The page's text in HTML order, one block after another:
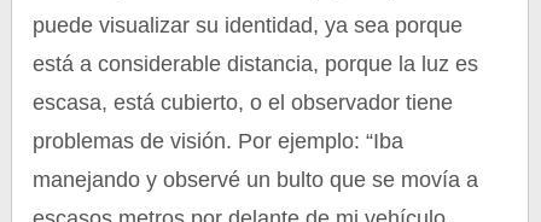
puede visualizar su identidad, ya sea porque
está a considerable distancia, porque la luz es
escasa, está cubierto, o el observador tiene
problemas de visión. Por ejemplo: “Iba
manejando y observé un bulto que se movía a